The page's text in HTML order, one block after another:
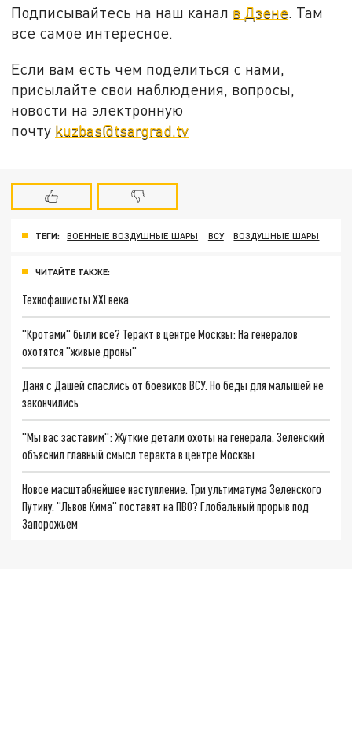
Подписывайтесь на наш канал в Дзене. Там
все самое интересное.
Если вам есть чем поделиться с нами,
присылайте свои наблюдения, вопросы,
новости на электронную
почту kuzbas@tsargrad.tv
ТЕГИ: ВОЕННЫЕ ВОЗДУШНЫЕ ШАРЫ ВСУ ВОЗДУШНЫЕ ШАРЫ
ЧИТАЙТЕ ТАКЖЕ:
Технофашисты XXI века
"Кротами" были все? Теракт в центре Москвы: На генералов
охотятся "живые дроны"
Даня с Дашей спаслись от боевиков ВСУ. Но беды для малышей не
закончились
"Мы вас заставим": Жуткие детали охоты на генерала. Зеленский
объяснил главный смысл теракта в центре Москвы
Новое масштабнейшее наступление. Три ультиматума Зеленского
Путину. "Львов Кима" поставят на ПВО? Глобальный прорыв под
Запорожьем